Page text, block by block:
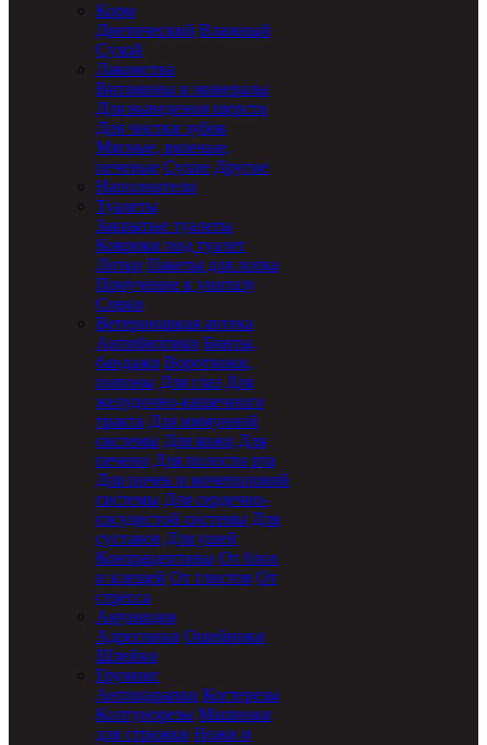
Корм
Диетический Влажный
Сухой
Лакомства
Витамины и минералы
Для выведения шерсти
Для чистки зубов
Мясные, вяленые,
печеные Сухие Другие
Наполнители
Туалеты
Закрытые туалеты
Коврики под туалет
Лотки Пакеты для лотка
Приучение к унитазу
Совки
Ветеринарная аптека
Антибиотики Бинты,
бандажи Воротники,
попоны Для глаз Для
желудочно-кишечного
тракта Для иммунной
системы Для кожи Для
печени Для полости рта
Для почек и мочеполовой
системы Для сердечно-
сосудистой системы Для
суставов Для ушей
Контрацептивы От блох
и клещей От глистов От
стресса
Амуниция
Адресники Ошейники
Шлейки
Груминг
Антицарапки Когтерезы
Колтунорезы Машинки
для стрижки Ножи и